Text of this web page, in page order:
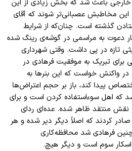
باعث شد که بخش زیادی از این
این مخاطبش عصبانی‌تر شوند که آقای
گذشته است. چنان‌که از شرایط
دعوت به مراسمی در گوشه‌ی رینگ شده
تازه در پی داشت. وقتی شهرداری
برای تبریک به موفقیت فرهادی در
واکنش خواست که این بنر‌ها به
پیدا کند، باز بر حجم اعتراض‌ها
که اهل سوءاستفاده کردن است و برای
نقش منتقد ظاهر شده. عده‌ای ردای
کردند که اصلاً دیگر دیر شده و هر
فرهادی شد محافظه‌کاری
سوم است و دیگر هیچ.